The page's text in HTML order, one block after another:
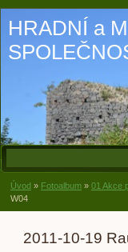
HRADNÍ a
Úvod » Fotoalbum » 01 Akce
W04
2011-10-19